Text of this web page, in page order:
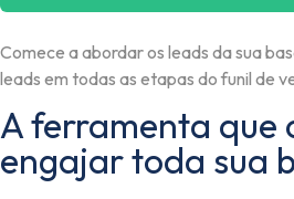
Comece a abordar os leads da sua
leads em todas as etapas do funil de
A ferramenta que
engajar toda sua